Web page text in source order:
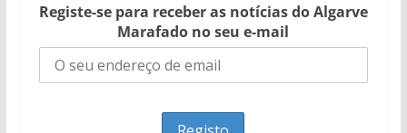
Registe-se para receber as notícias do Algarve
Marafado no seu e-mail